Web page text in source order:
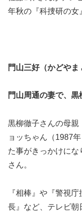
年秋の『科捜研の女
門山三好（かどや
門山周通の妻で、黒
黒柳徹子さんの母親
ョッちゃん（1987
た事がきっかけにな
さん。
『相棒』や『警視
長』など、テレビ朝